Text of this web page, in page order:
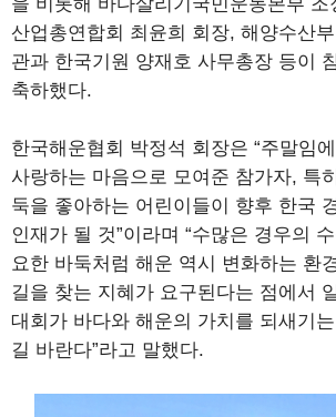
산업총연합회 최윤희 회장, 해양수산
관과 한국기원 양재호 사무총장 등이
축하했다.
한국해운협회 박정석 회장은 “주말임
사랑하는 마음으로 모여준 참가자, 특
둑을 좋아하는 어린이들이 향후 한국
인재가 될 것”이라며 “수많은 경우의
요한 바둑처럼 해운 역시 변화하는 환
길을 찾는 지혜가 요구된다는 점에서
대회가 바다와 해운의 가치를 되새기
길 바란다”라고 말했다.